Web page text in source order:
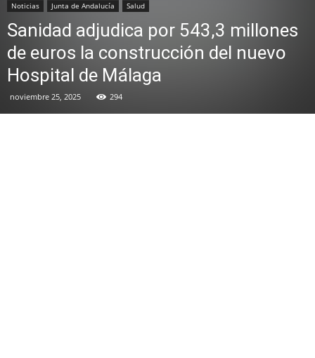
Noticias Junta de Andalucía Salud
Sanidad adjudica por 543,3 millones
de euros la construcción del nuevo
Hospital de Málaga
noviembre 25, 2025 294